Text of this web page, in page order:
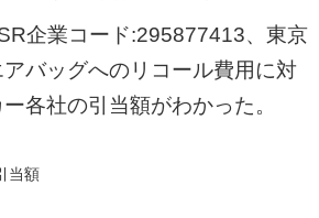
企業コード:295877413、東京
バッグへのリコール費用に対
各社の引当額がわかった。